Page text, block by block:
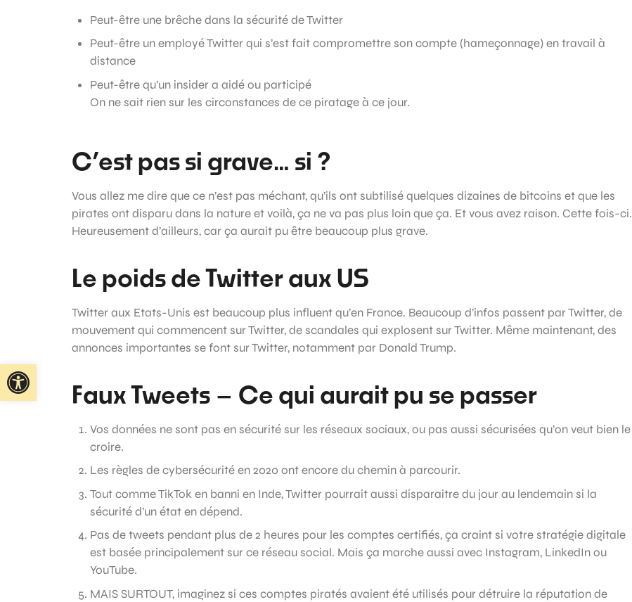
Peut-être une brêche dans la sécurité de Twitter
Peut-être un employé Twitter qui s’est fait compromettre son compte (hameçonnage) en travail à
distance
Peut-être qu’un insider a aidé ou participé
On ne sait rien sur les circonstances de ce piratage à ce jour.
C’est pas si grave… si ?
Vous allez me dire que ce n’est pas méchant, qu’ils ont subtilisé quelques dizaines de bitcoins et que les
pirates ont disparu dans la nature et voilà, ça ne va pas plus loin que ça. Et vous avez raison. Cette fois-ci.
Heureusement d’ailleurs, car ça aurait pu être beaucoup plus grave.
Le poids de Twitter aux US
Twitter aux Etats-Unis est beaucoup plus influent qu’en France. Beaucoup d’infos passent par Twitter, de
mouvement qui commencent sur Twitter, de scandales qui explosent sur Twitter. Même maintenant, des
annonces importantes se font sur Twitter, notamment par Donald Trump.
Faux Tweets – Ce qui aurait pu se passer
Vos données ne sont pas en sécurité sur les réseaux sociaux, ou pas aussi sécurisées qu’on veut bien le
croire.
Les règles de cybersécurité en 2020 ont encore du chemin à parcourir.
Tout comme TikTok en banni en Inde, Twitter pourrait aussi disparaitre du jour au lendemain si la
sécurité d’un état en dépend.
Pas de tweets pendant plus de 2 heures pour les comptes certifiés, ça craint si votre stratégie digitale
est basée principalement sur ce réseau social. Mais ça marche aussi avec Instagram, LinkedIn ou
YouTube.
MAIS SURTOUT, imaginez si ces comptes piratés avaient été utilisés pour détruire la réputation de
Ouvrir la barre d’outils